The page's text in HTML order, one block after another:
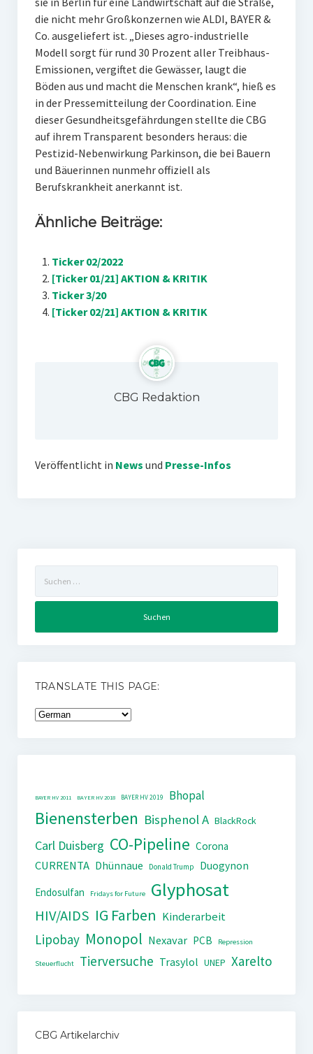
die nicht mehr Großkonzernen wie ALDI, BAYER &
Co. ausgeliefert ist. „Dieses agro-industrielle
Modell sorgt für rund 30 Prozent aller Treibhaus-
Emissionen, vergiftet die Gewässer, laugt die
Böden aus und macht die Menschen krank“, hieß es
in der Pressemitteilung der Coordination. Eine
dieser Gesundheitsgefährdungen stellte die CBG
auf ihrem Transparent besonders heraus: die
Pestizid-Nebenwirkung Parkinson, die bei Bauern
und Bäuerinnen nunmehr offiziell als
Berufskrankheit anerkannt ist.
Ähnliche Beiträge:
Ticker 02/2022
[Ticker 01/21] AKTION & KRITIK
Ticker 3/20
[Ticker 02/21] AKTION & KRITIK
CBG Redaktion
Veröffentlicht in News und Presse-Infos
nach:
TRANSLATE THIS PAGE:
BAYER HV 2011 BAYER HV 2018 BAYER HV 2019 Bhopal
Bienensterben Bisphenol A BlackRock
Carl Duisberg CO-Pipeline Corona
CURRENTA Dhünnaue Donald Trump
Duogynon
Endosulfan
Fridays for Future Glyphosat
HIV/AIDS IG Farben Kinderarbeit
Lipobay Monopol Nexavar PCB Repression
Steuerflucht Tierversuche Trasylol UNEP Xarelto
CBG Artikelarchiv